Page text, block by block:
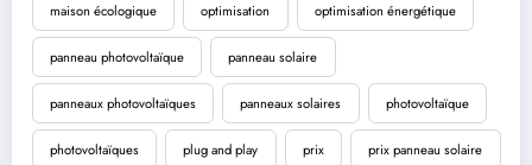
maison écologique optimisation optimisation énergétique
panneau photovoltaïque panneau solaire
panneaux photovoltaïques panneaux solaires photovoltaïque
photovoltaïques plug and play prix prix panneau solaire